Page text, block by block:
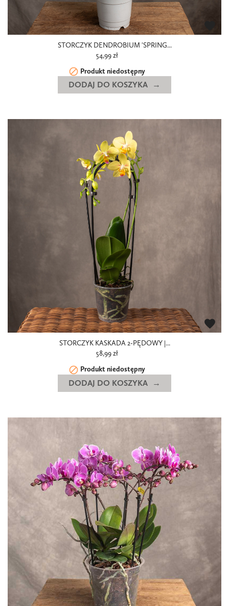
STORCZYK DENDROBIUM 'SPRING...
54,99 zł
 Produkt niedostępny
DODAJ DO KOSZYKA
STORCZYK KASKADA 2-PĘDOWY |...
58,99 zł
 Produkt niedostępny
favorite
DODAJ DO KOSZYKA